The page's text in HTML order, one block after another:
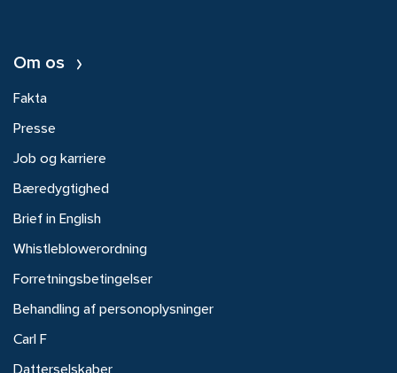
Om os
Fakta
Presse
Job og karriere
Bæredygtighed
Brief in English
Whistleblowerordning
Forretningsbetingelser
Behandling af personoplysninger
Carl F